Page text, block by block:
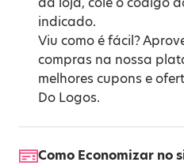
indicado.
Viu como é fácil?
compras na nossa
melhores cupons e
Do Logos.
Como Economizar no